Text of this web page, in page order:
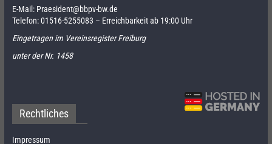
E-Mail: Praesident@bbpv-bw.de
Telefon:01516-5255083 – Erreichbarkeit ab 19:00 Uhr
Eingetragen im Vereinsregister Freiburg
unter der Nr. 1458
Rechtliches
Impressum